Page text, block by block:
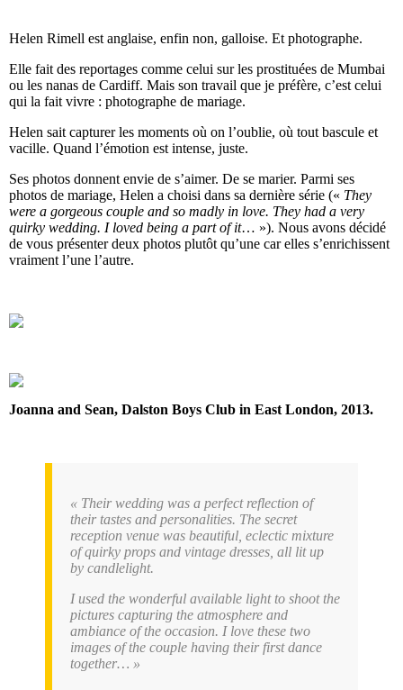
Helen Rimell est anglaise, enfin non, galloise. Et photographe.
Elle fait des reportages comme celui sur les prostituées de Mumbai
ou les nanas de Cardiff. Mais son travail que je préfère, c’est celui
qui la fait vivre : photographe de mariage.
Helen sait capturer les moments où on l’oublie, où tout bascule et
vacille. Quand l’émotion est intense, juste.
Ses photos donnent envie de s’aimer. De se marier. Parmi ses
photos de mariage, Helen a choisi dans sa dernière série (« They
were a gorgeous couple and so madly in love. They had a very
quirky wedding. I loved being a part of it… »). Nous avons décidé
de vous présenter deux photos plutôt qu’une car elles s’enrichissent
vraiment l’une l’autre.
Joanna and Sean, Dalston Boys Club in East London, 2013.
« Their wedding was a perfect reflection of
their tastes and personalities. The secret
reception venue was beautiful, eclectic mixture
of quirky props and vintage dresses, all lit up
by candlelight.
I used the wonderful available light to shoot the
pictures capturing the atmosphere and
ambiance of the occasion. I love these two
images of the couple having their first dance
together… »